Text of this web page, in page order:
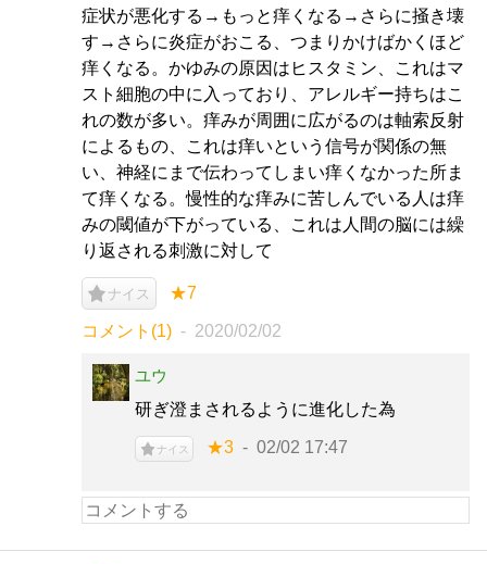
症状が悪化する→もっと痒くなる→さらに掻き壊
す→さらに炎症がおこる、つまりかけばかくほど
痒くなる。かゆみの原因はヒスタミン、これはマ
スト細胞の中に入っており、アレルギー持ちはこ
れの数が多い。痒みが周囲に広がるのは軸索反射
によるもの、これは痒いという信号が関係の無
い、神経にまで伝わってしまい痒くなかった所ま
て痒くなる。慢性的な痒みに苦しんでいる人は痒
みの閾値が下がっている、これは人間の脳には繰
り返される刺激に対して
ナイス ★7
コメント(1) 2020/02/02
ユウ
研ぎ澄まされるように進化した為
ナイス ★3 02/02 17:47